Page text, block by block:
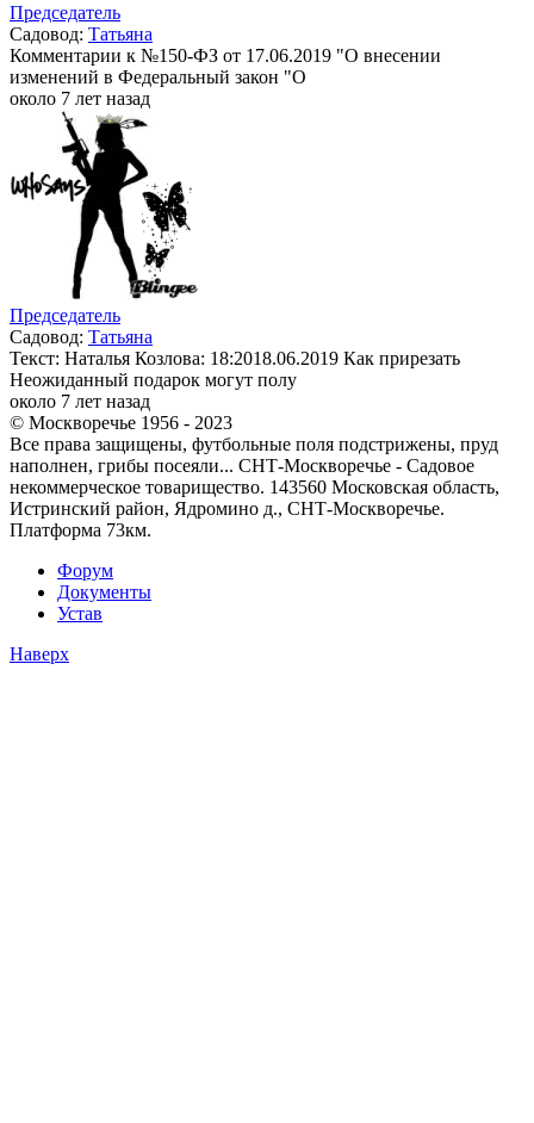
Председатель
Садовод: Татьяна
Комментарии к №150-ФЗ от 17.06.2019 "О внесении
изменений в Федеральный закон "О
около 7 лет назад
Председатель
Садовод: Татьяна
Текст: Наталья Козлова: 18:2018.06.2019 Как прирезать
Неожиданный подарок могут полу
около 7 лет назад
© Москворечье 1956 - 2023
Все права защищены, футбольные поля подстрижены, пруд
наполнен, грибы посеяли... СНТ-Москворечье - Садовое
некоммерческое товарищество. 143560 Московская область,
Истринский район, Ядромино д., СНТ-Москворечье.
Платформа 73км.
Форум
Документы
Устав
Наверх